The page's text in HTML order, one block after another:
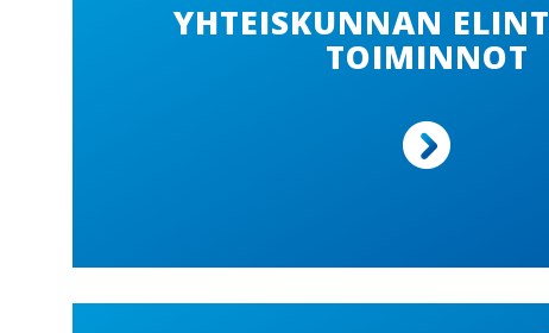
YHTEISKUNNAN
TOIMINNOT